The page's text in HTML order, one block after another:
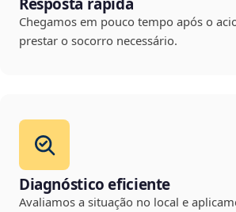
Resposta rápida
Chegamos em pouco tempo após o
prestar o socorro necessário.
Diagnóstico eficiente
Avaliamos a situação no local e